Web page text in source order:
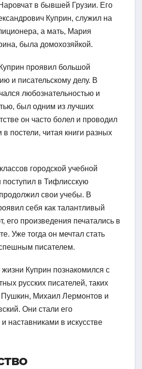
в бывшей Грузии. Его
Куприн, служил на
а мать, Мария
была домохозяйкой.
проявил большой
и писательскому делу. В
любознательностью и
был одним из лучших
он часто болел и проводил
постели, читая книги разных
городской учебной
в Тифлисскую
свои учебы. В
себя как талантливый
его произведения печатались в
Уже тогда он мечтал стать
писателем.
Куприн познакомился с
русских писателей, таких
Пушкин, Михаил Лермонтов и
Они стали его
наставниками в искусстве